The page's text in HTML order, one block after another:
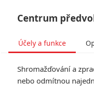
Centrum
Účely a funkce
Shromažďování a
nebo odmítnou